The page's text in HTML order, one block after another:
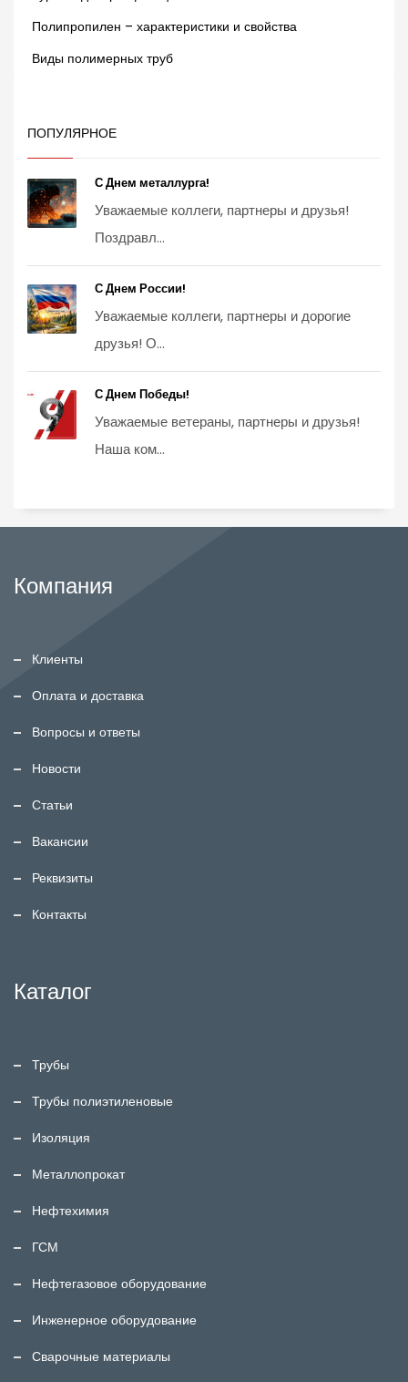
Полипропилен – характеристики и свойства
Виды полимерных труб
ПОПУЛЯРНОЕ
С Днем металлурга!
Уважаемые коллеги, партнеры и друзья!
Поздравл...
С Днем России!
Уважаемые коллеги, партнеры и дорогие
друзья! О...
С Днем Победы!
Уважаемые ветераны, партнеры и друзья!
Наша ком...
Компания
Клиенты
Оплата и доставка
Вопросы и ответы
Новости
Статьи
Вакансии
Реквизиты
Контакты
Каталог
Трубы
Трубы полиэтиленовые
Изоляция
Металлопрокат
Нефтехимия
ГСМ
Нефтегазовое оборудование
Инженерное оборудование
Сварочные материалы